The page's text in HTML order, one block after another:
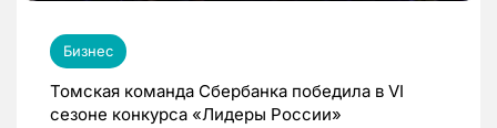
Бизнес
Томская команда Сбербанка победила в VI
сезоне конкурса «Лидеры России»